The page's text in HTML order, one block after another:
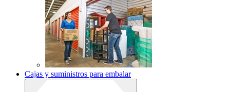
Cajas y suministros para embalar